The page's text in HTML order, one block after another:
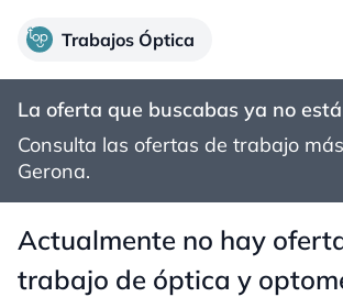
Trabajos Óptica
La oferta que buscabas ya no
Consulta las ofertas de trabajo
Gerona.
Actualmente no hay
trabajo de óptica y